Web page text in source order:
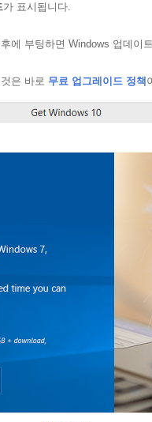
가 표시됩니다.
에 부팅하면 Windows 업데이
은 바로 무료 업그레이드 정책